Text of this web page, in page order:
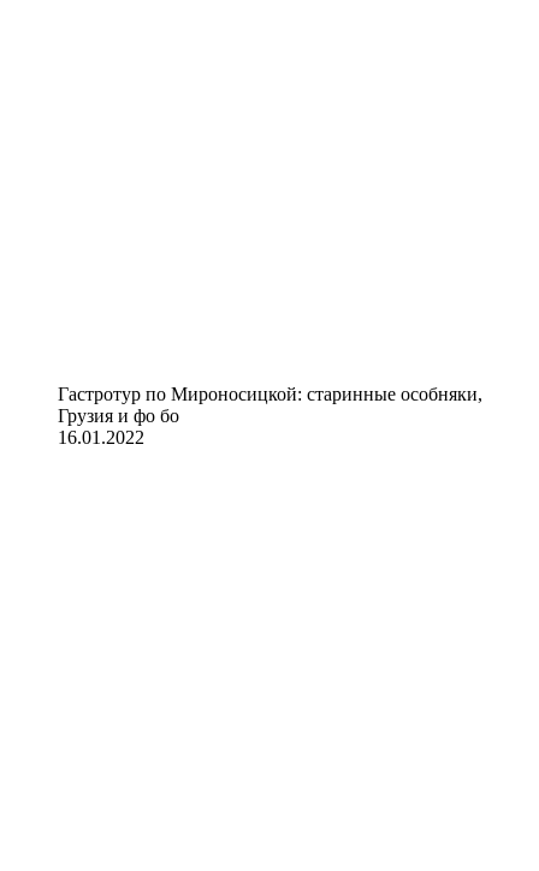
Гастротур по Мироносицкой: старинные особняки,
Грузия и фо бо
16.01.2022